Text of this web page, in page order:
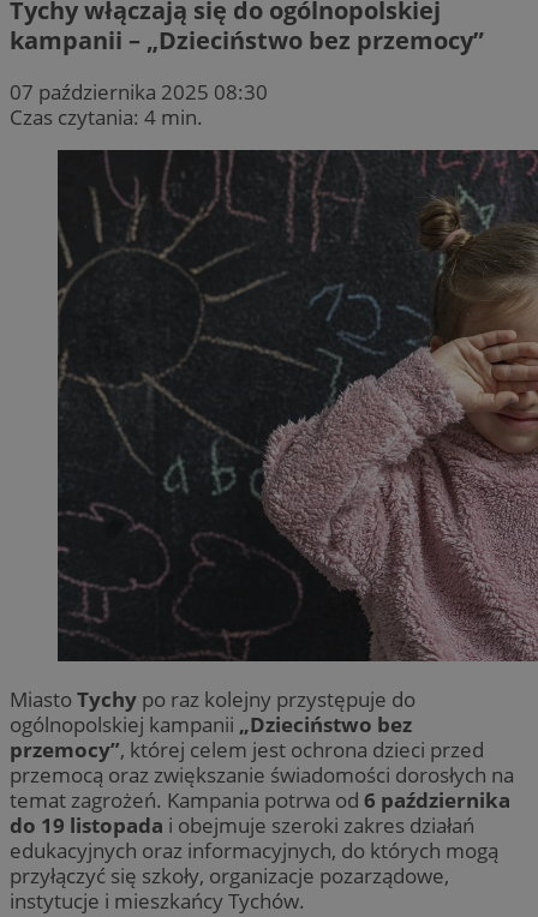
Tychy włączają się do ogólnopolskiej
kampanii – „Dzieciństwo bez przemocy”
07 października 2025 08:30
Czas czytania: 4 min.
MiastoTychy po raz kolejny przystępuje do
ogólnopolskiej kampanii „Dzieciństwo bez
przemocy”, której celem jest ochrona dzieci przed
przemocą oraz zwiększanie świadomości dorosłych na
temat zagrożeń. Kampania potrwa od 6 października
do 19 listopada i obejmuje szeroki zakres działań
edukacyjnych oraz informacyjnych, do których mogą
przyłączyć się szkoły, organizacje pozarządowe,
instytucje i mieszkańcy Tychów.